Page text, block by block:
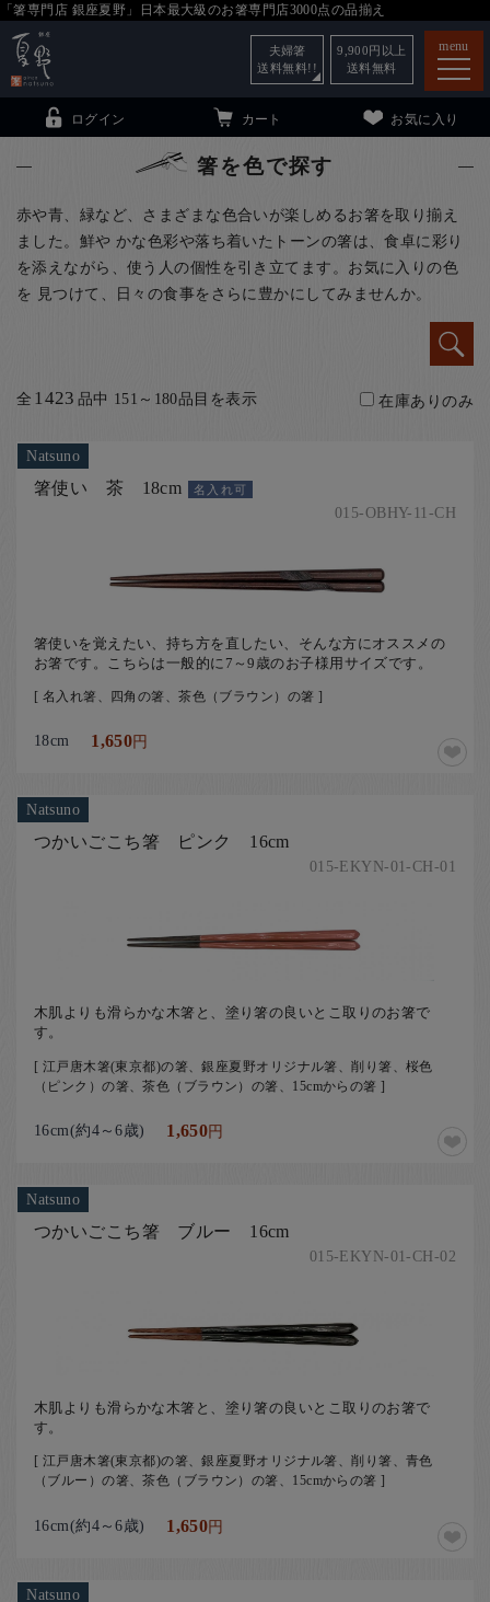
「箸専門店 銀座夏野」日本最大級のお箸専門店3000点の品揃え
menu
子供和食器 （贈答用・自宅用）
法人・飲食店のお客様
お客様の声
お問い合わせ
箸ブログ
English
ログイン カート お気に入り
夫婦箸
送料無料!!
9,900 円以上
送料無料
箸を色で探す
赤や青、緑など、さまざまな色合いが楽しめるお箸を取り揃え
ました。鮮や かな色彩や落ち着いたトーンの箸は、食卓に彩り
を添えながら、使う人の個性を引き立てます。お気に入りの色
を 見つけて、日々の食事をさらに豊かにしてみませんか。
全 1423 品中 151～180品目を表示 在庫ありのみ
Natsuno
箸使い 茶 18cm 名入れ可
015-OBHY-11-CH
箸使いを覚えたい、持ち方を直したい、そんな方にオススメの
お箸です。こちらは一般的に7～9歳のお子様用サイズです。
[ 名入れ箸、四角の箸、茶色（ブラウン）の箸 ]
18cm 1,650円
Natsuno
つかいごこち箸 ピンク 16cm
015-EKYN-01-CH-01
木肌よりも滑らかな木箸と、塗り箸の良いとこ取りのお箸で
す。
[ 江戸唐木箸(東京都)の箸、銀座夏野オリジナル箸、削り箸、桜色
（ピンク）の箸、茶色（ブラウン）の箸、15cmからの箸 ]
16cm(約4～6歳) 1,650円
Natsuno
つかいごこち箸 ブルー 16cm
015-EKYN-01-CH-02
木肌よりも滑らかな木箸と、塗り箸の良いとこ取りのお箸で
す。
[ 江戸唐木箸(東京都)の箸、銀座夏野オリジナル箸、削り箸、青色
（ブルー）の箸、茶色（ブラウン）の箸、15cmからの箸 ]
16cm(約4～6歳) 1,650円
Natsuno